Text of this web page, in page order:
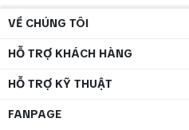
VỀ CHÚNG TÔI
HỖ TRỢ KHÁCH HÀNG
HỖ TRỢ KỸ THUẬT
FANPAGE